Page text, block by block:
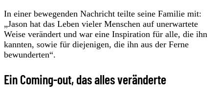
In einer bewegenden Nachricht teilte seine Familie mit:
„Jason hat das Leben vieler Menschen auf unerwartete
Weise verändert und war eine Inspiration für alle, die ihn
kannten, sowie für diejenigen, die ihn aus der Ferne
bewunderten“.
Ein Coming-out, das alles veränderte